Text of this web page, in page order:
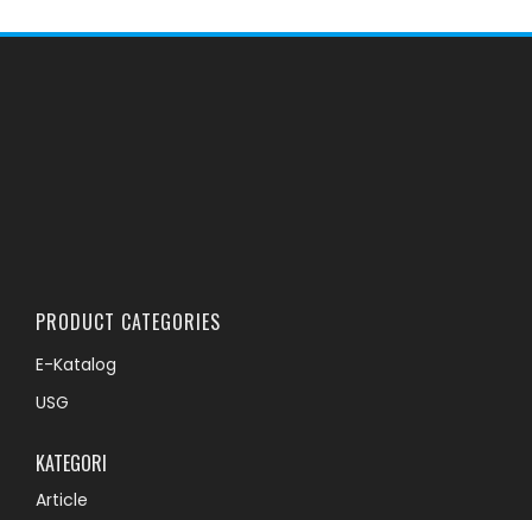
PRODUCT CATEGORIES
E-Katalog
USG
KATEGORI
Article